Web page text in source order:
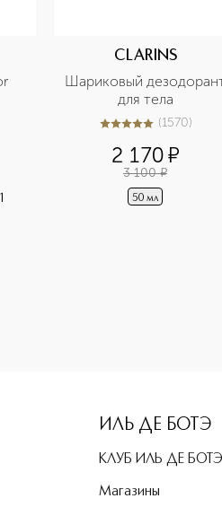
CLARINS
Шариковый
для тела
5из 51570 (1570)
2 170¤
3 100 ¤
50 мл
ИЛЬ ДЕ БОТЭ
КЛУБ ИЛЬ ДЕ БОТЭ
Магазины